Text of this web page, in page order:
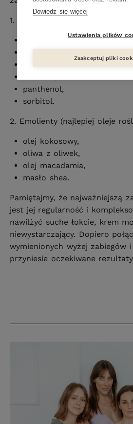
1. Humektanty, m.in.:
kwas hialuronowy,
ekstrakt z aloesu
panthenol,
sorbitol.
2. Emolienty (najlepiej oleje
olej kokosowy,
oliwa z oliwek,
olej macadamia,
masło shea.
Pamiętajmy, że najważniejszą
jest jej regularność i
nawilżyć suche łokcie, krem
niewystarczający. Dopiero
wymienionych wyżej zabiegów i
przyniesie oczekiwane
Dowiedz się więcej
Ustawienia plików
Zaakceptuj pliki